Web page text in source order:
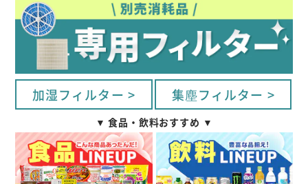
加湿フィルター > 集塵フィルター >
▼ 食品・飲料おすすめ ▼